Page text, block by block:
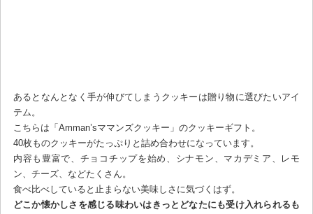
あるとなんとなく手が伸びてしまうクッキーは贈り物に選びたいアイ
テム。
こちらは「Amman’sママンズクッキー」のクッキーギフト。
40枚ものクッキーがたっぷりと詰め合わせになっています。
内容も豊富で、チョコチップを始め、シナモン、マカデミア、レモ
ン、チーズ、などたくさん。
食べ比べしていると止まらない美味しさに気づくはず。
どこか懐かしさを感じる味わいはきっとどなたにも受け入れられるも